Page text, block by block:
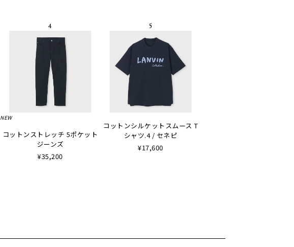
NEW
コットンストレッチ 5ポケット
ジーンズ
¥35,200
コットンシルケットスムース T
シャツ.4 / セネピ
¥17,600